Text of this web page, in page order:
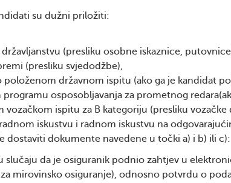
su dužni priložiti:
(presliku osobne iskaznice,
(presliku svjedodžbe),
položenom državnom ispitu (ako ga je kandidat
programu osposobljavanja za prometnog
vozačkom ispitu za B kategoriju (presliku vozačke
iskustvu i radnom iskustvu na
dostaviti dokumente navedene u točki a) i b) ili c):
slučaju da je osiguranik podnio zahtjev u
za mirovinsko osiguranje), odnosno potvrdu o